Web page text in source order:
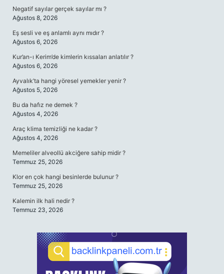
Negatif sayılar gerçek sayılar mı ?
Ağustos 8, 2026
Eş sesli ve eş anlamlı aynı mıdır ?
Ağustos 6, 2026
Kur’an-ı Kerim’de kimlerin kıssaları anlatılır ?
Ağustos 6, 2026
Ayvalık’ta hangi yöresel yemekler yenir ?
Ağustos 5, 2026
Bu da hafız ne demek ?
Ağustos 4, 2026
Araç klima temizliği ne kadar ?
Ağustos 4, 2026
Memeliler alveollü akciğere sahip midir ?
Temmuz 25, 2026
Klor en çok hangi besinlerde bulunur ?
Temmuz 25, 2026
Kalemin ilk hali nedir ?
Temmuz 23, 2026